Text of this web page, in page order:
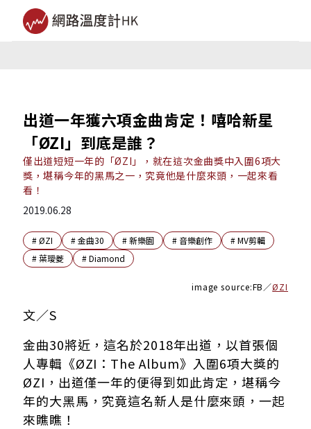
出道一年獲六項金曲肯定！嘻哈新星
「ØZI」到底是誰？
僅出道短短一年的「ØZI」，就在這次金曲獎中入圍6項大
獎，堪稱今年的黑馬之一，究竟他是什麼來頭，一起來看
看！
2019.06.28
#ØZI #金曲30 #新樂園 # 音樂創作 #MV剪輯
#葉璦菱 #Diamond
image source:FB／ØZI
文／S
金曲30將近，這名於2018年出道，以首張個
人專輯《ØZI：The Album》入圍6項大獎的
ØZI，出道僅一年的便得到如此肯定，堪稱今
年的大黑馬，究竟這名新人是什麼來頭，一起
來瞧瞧！